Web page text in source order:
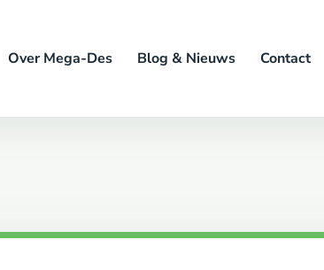
Over Mega-Des Blog & Nieuws Contact